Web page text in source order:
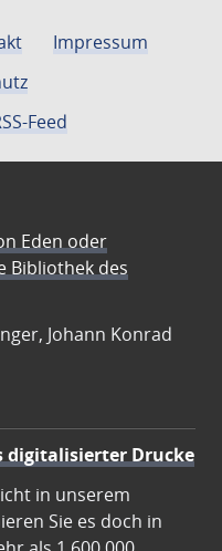
Impressum
Feed
Eden oder
Bibliothek des
Johann Konrad
digitalisierter Drucke
in unserem
Sie es doch in